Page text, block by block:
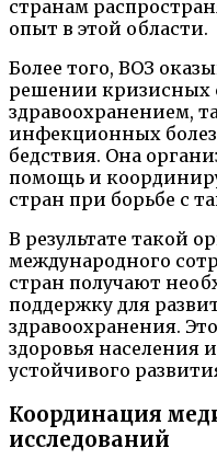
странам
опыт в этой области.
Более того, ВОЗ
решении кризисных
здравоохранением,
инфекционных
бедствия. Она
помощь и
стран при борьбе с
В результате такой
международного
стран получают
поддержку для
здравоохранения.
здоровья населения
устойчивого
Координация
исследований